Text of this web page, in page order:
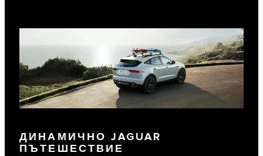
ДИНАМИЧНО JAGUAR
ПЪТЕШЕСТВИЕ